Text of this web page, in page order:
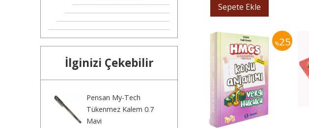
İlginizi Çekebilir
Pensan My-Tech
Tükenmez Kalem 0.7
Mavi
Sepete Ekle
%25